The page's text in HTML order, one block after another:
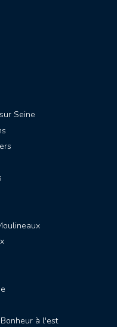
Seine
à l'est